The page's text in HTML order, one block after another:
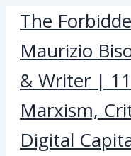
Skip
content
The
Maurizio
& Writer |
Marxism,
Digital